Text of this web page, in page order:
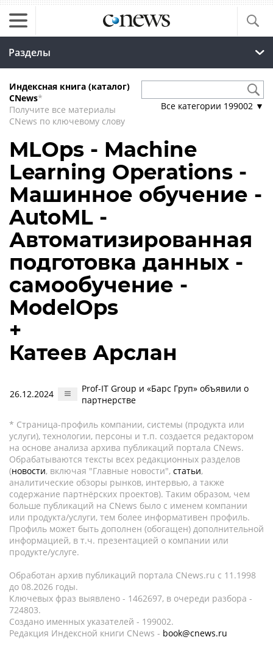
Разделы
Индексная книга (каталог)
CNews*
Получите все материалы
CNews по ключевому слову
Все категории 199002 ▼
MLOps - Machine
Learning Operations -
Машинное обучение -
AutoML -
Автоматизированная
подготовка данных -
самообучение -
ModelOps
+
Катеев Арслан
26.12.2024
Prof-IT Group и «Барс Груп» объявили о
партнерстве
* Страница-профиль компании, системы (продукта или
услуги), технологии, персоны и т.п. создается редактором
на основе анализа архива публикаций портала CNews.
Обрабатываются тексты всех редакционных разделов
(новости, включая "Главные новости", статьи,
аналитические обзоры рынков, интервью, а также
содержание партнёрских проектов). Таким образом, чем
больше публикаций на CNews было с именем компании
или продукта/услуги, тем более информативен профиль.
Профиль может быть дополнен (обогащен) дополнительной
информацией, в т.ч. презентацией о компании или
продукте/услуге.
Обработан архив публикаций портала CNews.ru c 11.1998
до 08.2026 годы.
Ключевых фраз выявлено - 1462697, в очереди разбора -
724803.
Создано именных указателей - 199002.
Редакция Индексной книги CNews - book@cnews.ru